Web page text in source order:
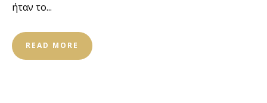
ήταν το...
READ MORE